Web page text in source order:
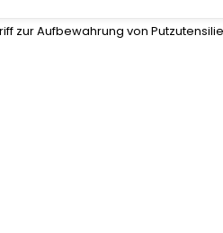
zur Aufbewahrung von